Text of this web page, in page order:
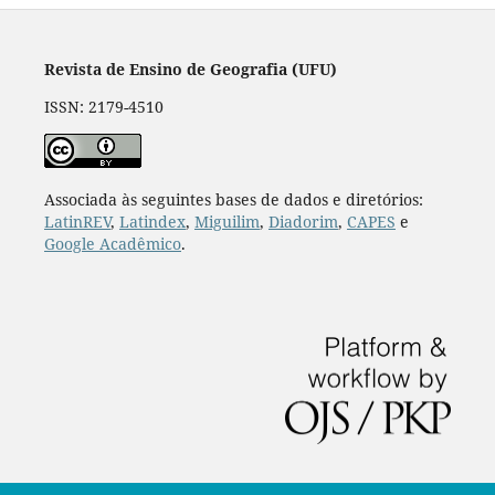
Revista de Ensino de Geografia (UFU)
ISSN: 2179-4510
Associada às seguintes bases de dados e diretórios:
LatinREV, Latindex, Miguilim, Diadorim, CAPES e
Google Acadêmico.